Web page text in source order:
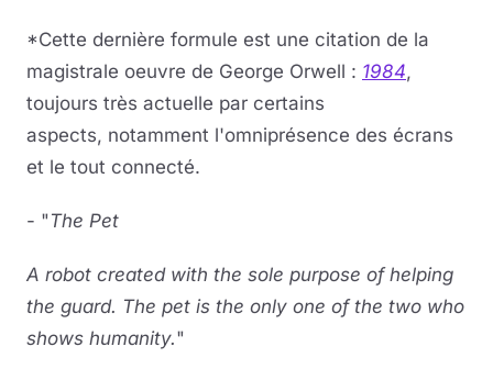
*Cette dernière formule est une citation de la
magistrale oeuvre de George Orwell : 1984,
toujours très actuelle par certains
aspects, notamment l'omniprésence des écrans
et le tout connecté.
- "The Pet
A robot created with the sole purpose of helping
the guard. The pet is the only one of the two who
shows humanity."